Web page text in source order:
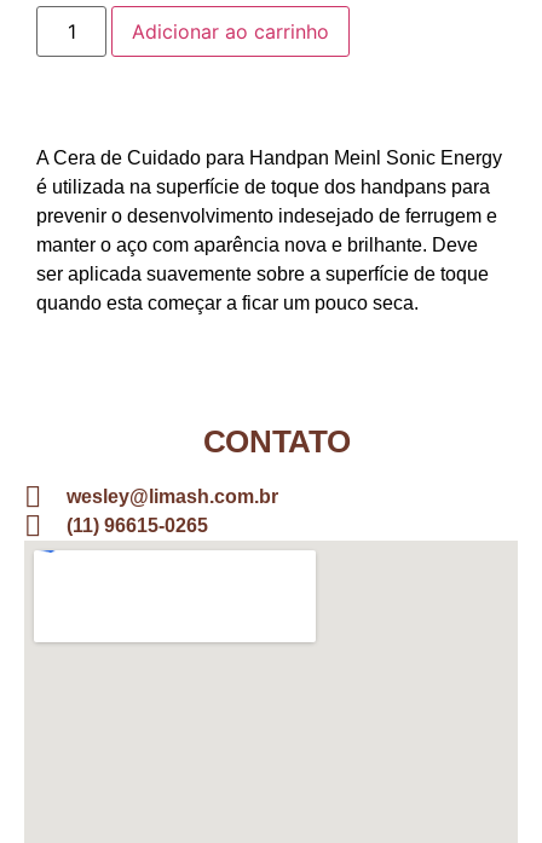
Adicionar ao carrinho
A Cera de Cuidado para Handpan Meinl Sonic Energy
é utilizada na superfície de toque dos handpans para
prevenir o desenvolvimento indesejado de ferrugem e
manter o aço com aparência nova e brilhante. Deve
ser aplicada suavemente sobre a superfície de toque
quando esta começar a ficar um pouco seca.
CONTATO
wesley@limash.com.br
(11) 96615-0265